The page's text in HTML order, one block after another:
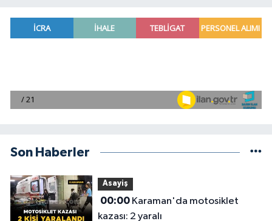
Son Haberler
Asayiş
00:00Karaman'da motosiklet
kazası: 2 yaralı